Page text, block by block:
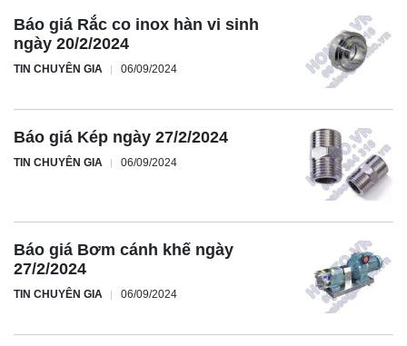
Báo giá Rắc co inox hàn vi sinh
ngày 20/2/2024
TIN CHUYÊN GIA 06/09/2024
Báo giá Kép ngày 27/2/2024
TIN CHUYÊN GIA 06/09/2024
Báo giá Bơm cánh khế ngày
27/2/2024
TIN CHUYÊN GIA 06/09/2024